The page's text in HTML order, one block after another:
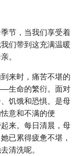
节，当我们享受着
们带到这充满温暖
。
来时，痛苦不堪的
生命的繁衍。面对
饥饿和恐惧。是母
意和不满的便
来。每日清晨，母
已累得疲惫不堪，
清洗呢。